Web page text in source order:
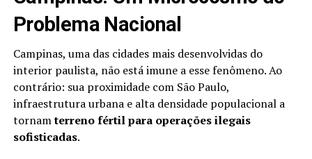
Problema Nacional
Campinas, uma das cidades mais desenvolvidas do
interior paulista, não está imune a esse fenômeno. Ao
contrário: sua proximidade com São Paulo,
infraestrutura urbana e alta densidade populacional a
tornamterreno fértil para operações ilegais
sofisticadas.